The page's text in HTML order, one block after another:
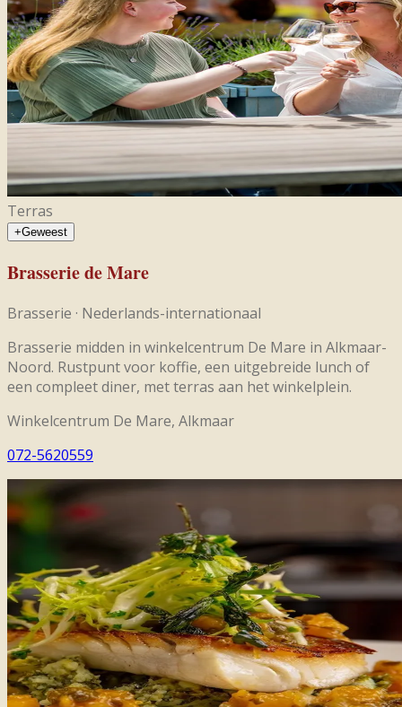
Terras
+Geweest
Brasserie de Mare
Brasserie · Nederlands-internationaal
Brasserie midden in winkelcentrum De Mare in Alkmaar-
Noord. Rustpunt voor koffie, een uitgebreide lunch of
een compleet diner, met terras aan het winkelplein.
Winkelcentrum De Mare, Alkmaar
072-5620559